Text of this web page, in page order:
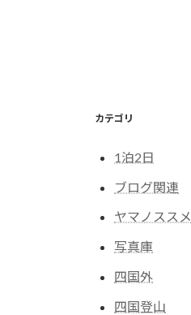
カテゴリ
1泊2日
ブログ関連
ヤマノススメ
写真庫
四国外
四国登山